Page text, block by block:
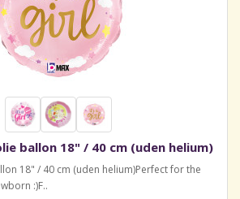
ballon 18" / 40 cm (uden helium)
18" / 40 cm (uden helium)Perfect for the
:)F..